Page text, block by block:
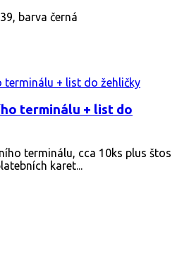
barva černá
terminálu + list do
terminálu, cca 10ks plus štos
karet...